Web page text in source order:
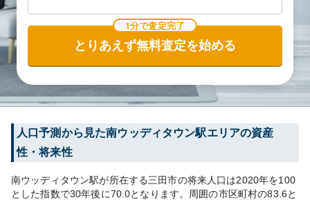
1分で査定完了
とりあえず無料査定を始める
人口予測から見た南ウッディタウン駅エリアの資産
性・将来性
南ウッディタウン駅が所在する三田市の将来人口は2020年を100
とした指数で30年後に70.0となります。 周囲の市区町村の83.6と